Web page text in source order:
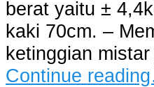
berat yaitu ±
kaki 70cm. –
ketinggian
Continue